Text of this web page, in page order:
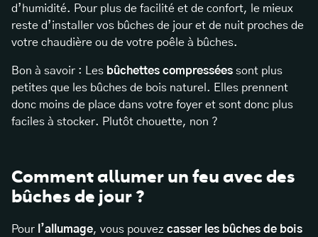
d’humidité. Pour plus de facilité et de confort, le mieux
reste d’installer vos bûches de jour et de nuit proches de
votre chaudière ou de votre poêle à bûches.
Bon à savoir : Les bûchettes compressées sont plus
petites que les bûches de bois naturel. Elles prennent
donc moins de place dans votre foyer et sont donc plus
faciles à stocker. Plutôt chouette, non ?
Comment allumer un feu avec des
bûches de jour ?
Pour l’allumage, vous pouvez casser les bûches de bois